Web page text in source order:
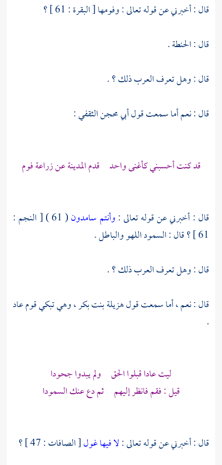
قال : أخبرني عن قوله تعالى : وفومها [ البقرة : 61 ] ؟
قال : الحنطة .
قال : وهل تعرف العرب ذلك ؟ .
قال : نعم أما سمعت قولأبي محجن الثقفي:
قد كنت أحسبني كأغنى واحد قدم المدينة عن زراعة فوم
قال : أخبرني عن قوله تعالى :وأنتم سامدون
( 61 ) [ النجم :
61 ] ؟ قال : السمود اللهو والباطل .
قال : وهل تعرف العرب ذلك ؟ .
قال : نعم ، أما سمعت قولهزيلة بنت بكر، وهي تبكيقوم عاد
.
ليتعاداقبلوا الحق ولم يبدوا جحودا
قيل : فقم فانظر إليهم ثم دع عنك السمودا
قال : أخبرني عن قوله تعالى :لا فيها غول[ الصافات : 47 ] ؟